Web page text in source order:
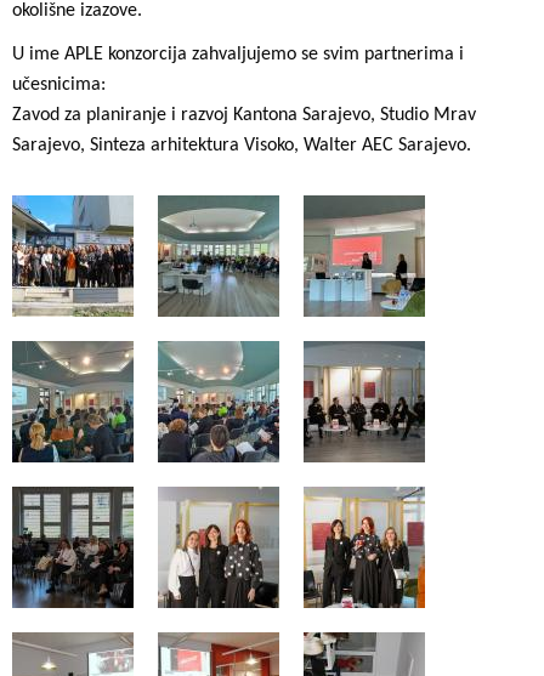
okolišne izazove.
U ime APLE konzorcija zahvaljujemo se svim partnerima i
učesnicima:
Zavod za planiranje i razvoj Kantona Sarajevo, Studio Mrav
Sarajevo, Sinteza arhitektura Visoko, Walter AEC Sarajevo.